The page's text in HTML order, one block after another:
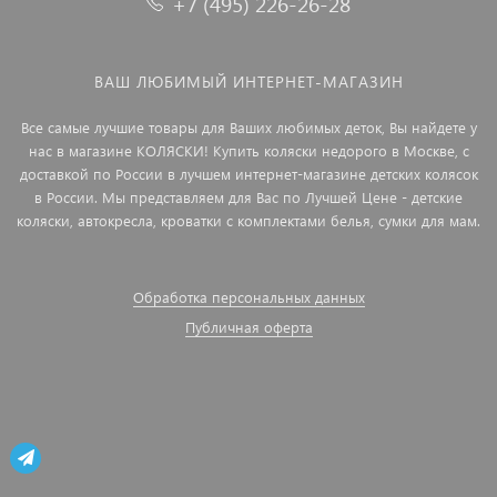
ВАШ ЛЮБИМЫЙ ИНТЕРНЕТ-МАГАЗИН
Все самые лучшие товары для Ваших любимых деток, Вы найдете у
нас в магазине КОЛЯСКИ! Купить коляски недорого в Москве, с
доставкой по России в лучшем интернет-магазине детских колясок
в России. Мы представляем для Вас по Лучшей Цене - детские
коляски, автокресла, кроватки с комплектами белья, сумки для мам.
Обработка персональных данных
Публичная оферта